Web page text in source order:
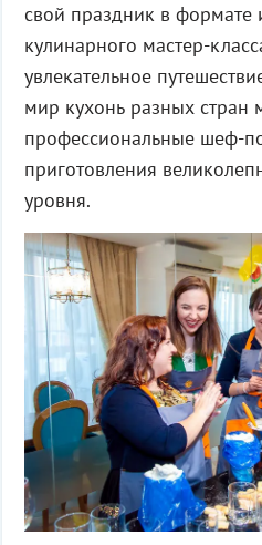
свой праздник в формате
кулинарного мастер-
увлекательное
мир кухонь разных стран
профессиональные шеф-
приготовления
уровня.